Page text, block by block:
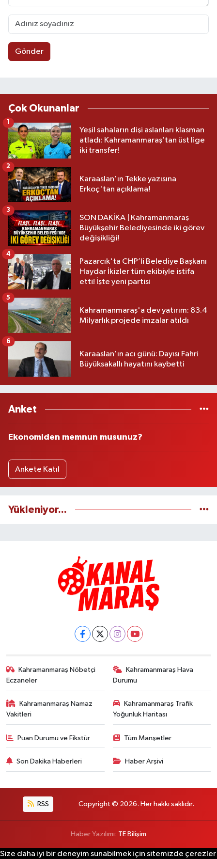
Gönder
Çok Okunanlar
Yeşil sahaların dişi aslanları klasman
atladı: Kahramanmaraş’tan üst lige
iki transfer!
Karaaslan'ın Tekke yazısına
Erkoç'tan açıklama!
2
SON DAKİKA | Kahramanmaraş
Büyükşehir Belediyesinde iki görev
değişikliği!
3
Pazarcık'ta CHP’li Belediye Başkanı
Haydar İkizler tüm ekibiyle istifa
etti! İşte yeni partisi
4
Kahramanmaraş'a dev yatırım: 83.4
Milyarlık projede imzalar atıldı
5
Karaaslan'ın acı günü: Dayısı Fahri
Büyüksakallı hayatını kaybetti
6
Anket
Ekonomiden memnun musunuz?
Ankete Katıl
Yükleniyor...
Kahramanmaraş Nöbetçi
Eczaneler
Kahramanmaraş Hava
Durumu
Kahramanmaraş Namaz
Vakitleri
Kahramanmaraş Trafik
Yoğunluk Haritası
Puan Durumu ve Fikstür Tüm Manşetler
Son Dakika Haberleri Haber Arşivi
RSS Copyright © 2026. Her hakkı saklıdır.
Haber Yazılımı: TE Bilişim
Size daha iyi bir deneyim sunabilmek için sitemizde çerezler